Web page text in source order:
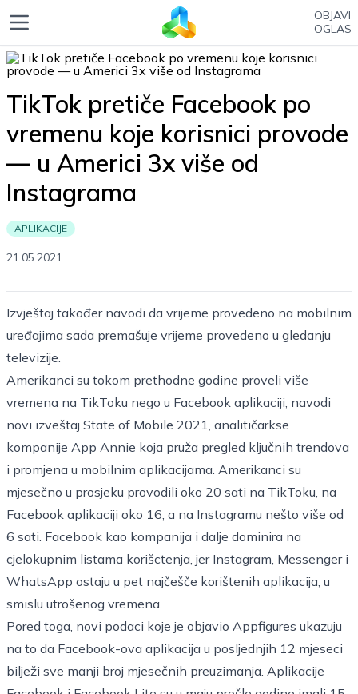
OBJAVI
OGLAS
TikTok pretiče Facebook po
vremenu koje korisnici provode
— u Americi 3x više od
Instagrama
APLIKACIJE
21.05.2021.
Izvještaj također navodi da vrijeme provedeno na mobilnim
uređajima sada premašuje vrijeme provedeno u gledanju
televizije.
Amerikanci su tokom prethodne godine proveli više
vremena na TikToku nego u Facebook aplikaciji, navodi
novi izveštaj State of Mobile 2021, analitičarkse
kompanije App Annie koja pruža pregled ključnih trendova
i promjena u mobilnim aplikacijama. Amerikanci su
mjesečno u prosjeku provodili oko 20 sati na TikToku, na
Facebook aplikaciji oko 16, a na Instagramu nešto više od
6 sati. Facebook kao kompanija i dalje dominira na
cjelokupnim listama korišctenja, jer Instagram, Messenger i
WhatsApp ostaju u pet najčešče korištenih aplikacija, u
smislu utrošenog vremena.
Pored toga, novi podaci koje je objavio Appfigures ukazuju
na to da Facebook-ova aplikacija u posljednjih 12 mjeseci
bilježi sve manji broj mjesečnih preuzimanja. Aplikacije